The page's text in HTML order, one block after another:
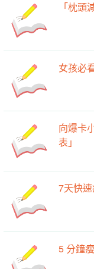
「枕頭
女孩必
向爆卡
表」
7天快
5 分鐘